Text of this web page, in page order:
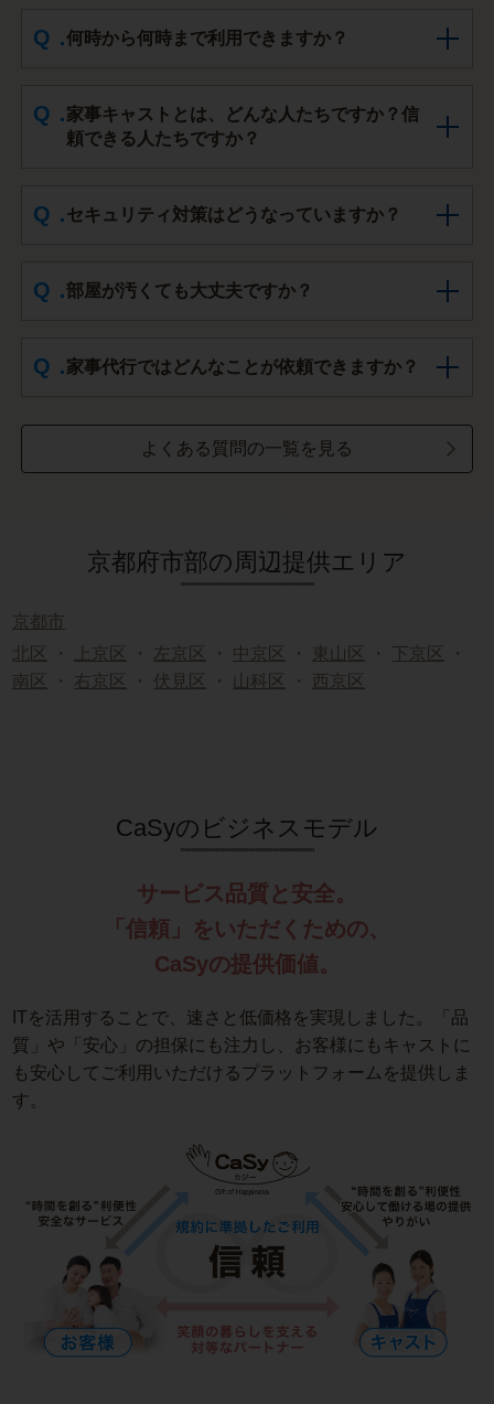
何時から何時まで利用できますか？
家事キャストとは、どんな人たちですか？信
頼できる人たちですか？
セキュリティ対策はどうなっていますか？
部屋が汚くても大丈夫ですか？
家事代行ではどんなことが依頼できますか？
よくある質問の一覧を見る
京都府市部の周辺提供エリア
京都市
北区
・ 上京区 ・ 左京区 ・ 中京区 ・ 東山区 ・ 下京区
・
南区
・ 右京区 ・ 伏見区 ・ 山科区 ・ 西京区
CaSyのビジネスモデル
サービス品質と安全。
「信頼」をいただくための、
CaSyの提供価値。
ITを活用することで、速さと低価格を実現しました。「品
質」や「安心」の担保にも注力し、お客様にもキャストに
も安心してご利用いただけるプラットフォームを提供しま
す。